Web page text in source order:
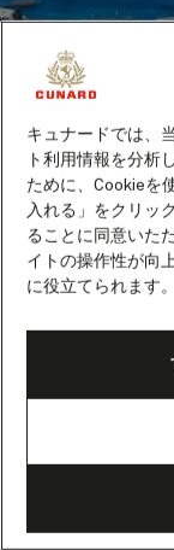
ア
アメリ
見どこ
リウッ
れまし
を受け
キュナードでは、
ト利用情報を分析
ために、Cookieを
入れる」をクリッ
ることに同意いた
イトの操作性が向
に役立てられます。